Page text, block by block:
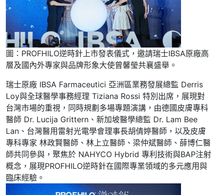
圖：PROFHILO逆時針上市發表儀式，邀請瑞士IBSA原廠高
層及國內外專家與品牌形象大使曾馨瑩共襄盛舉。
瑞士原廠 IBSA Farmaceutici 亞洲區業務發展總監 Derris
Loy與全球醫學事務經理 Tiziana Rossi 特別出席，展現對
台灣市場的重視，同時規劃多場專題演講，由德國皮膚專科
醫師 Dr. Lucija Grittern、新加坡醫學總監 Dr. Lam Bee
Lan、台灣醫用雷射光電學會理事長胡倩婷醫師，以及皮膚
專科專家 林政賢醫師、林上立醫師、梁仲斌醫師、薛博仁醫
師共同參與，聚焦於 NAHYCO Hybrid 專利技術與BAP注射
概念，展現PROFHILO逆時針在國際專業領域的多元應用與
臨床經驗。